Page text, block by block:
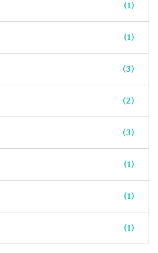
(1)
(1)
(3)
(2)
(3)
(1)
(1)
(1)